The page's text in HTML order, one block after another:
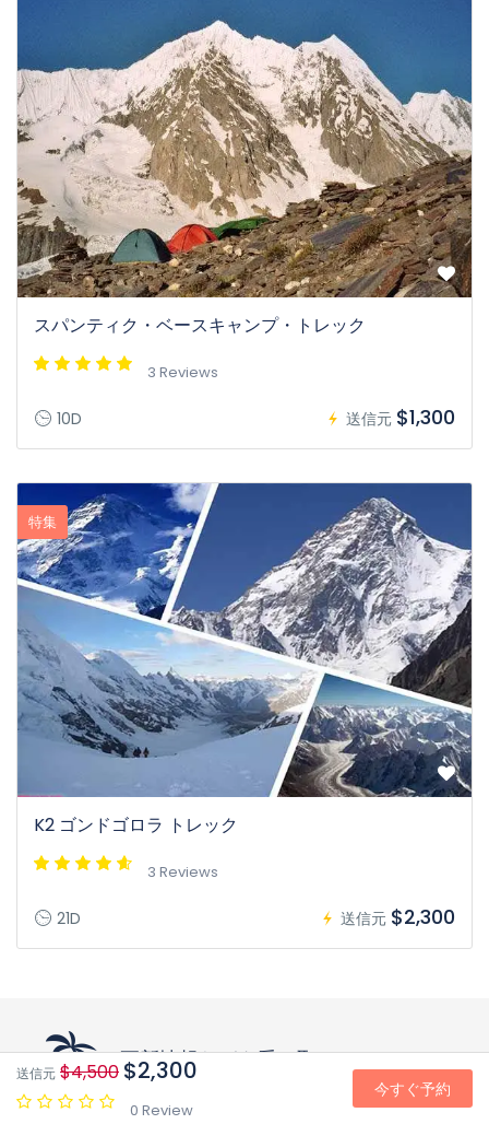
スパンティク・ベースキャンプ・トレック
3 Reviews
10D 送信元 $1,300
特集
K2 ゴンドゴロラ トレック
3 Reviews
21D 送信元 $2,300
送信元 $4,500 $2,300
0 Review
今すぐ予約
更新情報などを受け取る